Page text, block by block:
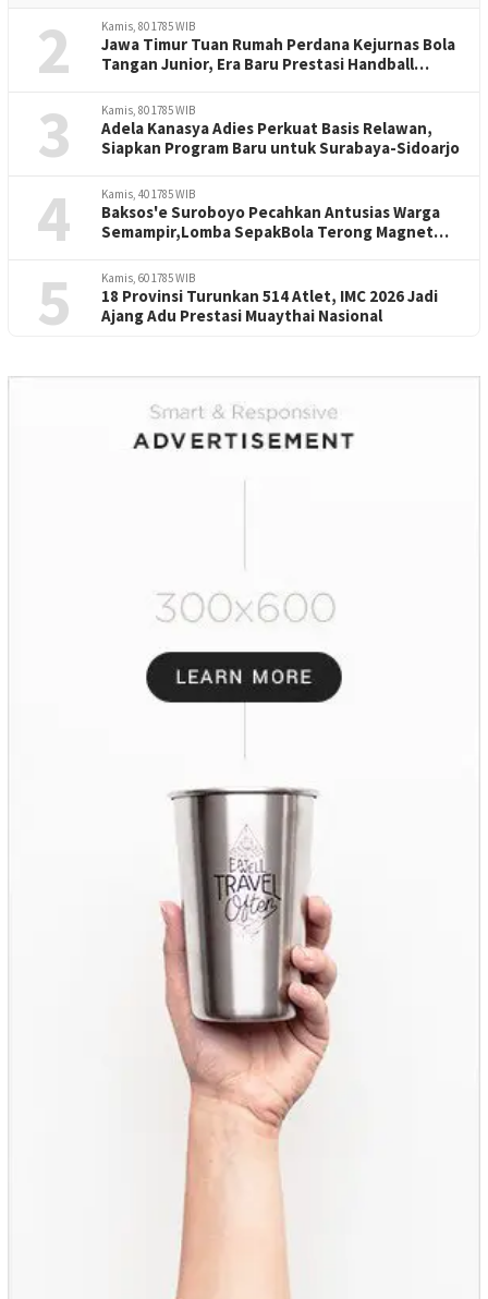
2 Kamis, 80 1785 WIB
Jawa Timur Tuan Rumah Perdana Kejurnas Bola
Tangan Junior, Era Baru Prestasi Handball
3 Kamis, 80 1785 WIB
Adela Kanasya Adies Perkuat Basis Relawan,
Siapkan Program Baru untuk Surabaya-Sidoarjo
4 Kamis, 40 1785 WIB
Baksos'e Suroboyo Pecahkan Antusias Warga
Semampir,Lomba SepakBola Terong Magnet
5 Kamis, 60 1785 WIB
18 Provinsi Turunkan 514 Atlet, IMC 2026 Jadi
Ajang Adu Prestasi Muaythai Nasional